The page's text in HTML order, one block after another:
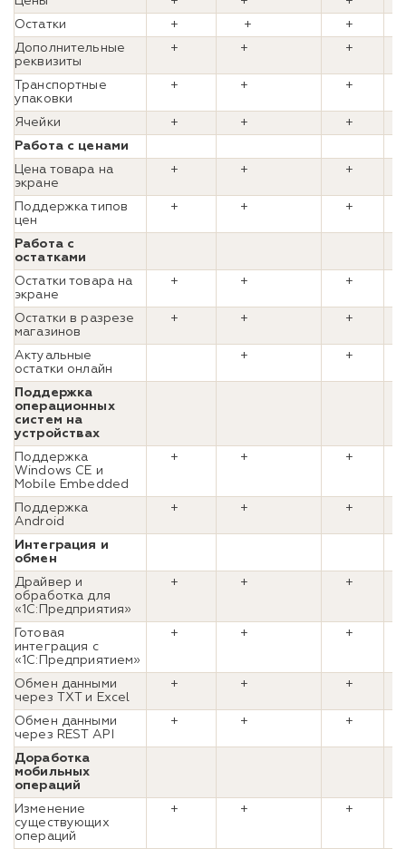
Остатки
+ + +
Дополнительные
реквизиты
+ + +
Транспортные
упаковки
+ + +
Ячейки + + +
Работа с ценами
Цена товара на
экране
+ + +
Поддержка типов
цен
+ + +
Работа с
остатками
Остатки товара на
экране
+ + +
Остатки в разрезе
магазинов
+ + +
Актуальные
остатки онлайн
+ +
Поддержка
операционных
систем на
устройствах
Поддержка
Windows CE и
Mobile Embedded
+ + +
Поддержка
Android
+ + +
Интеграция и
обмен
Драйвер и
обработка для
«1С:Предприятия»
+ + +
Готовая
интеграция с
«1С:Предприятием»
+ + +
Обмен данными
через TXT и Excel
+ + +
Обмен данными
через REST API
+ + +
Доработка
мобильных
операций
Изменение
существующих
операций
+ + +